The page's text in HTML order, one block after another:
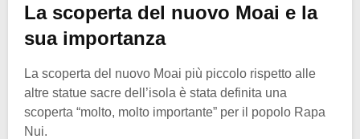
La scoperta del nuovo Moai e la
sua importanza
La scoperta del nuovo Moai più piccolo rispetto alle
altre statue sacre dell’isola è stata definita una
scoperta “molto, molto importante” per il popolo Rapa
Nui.